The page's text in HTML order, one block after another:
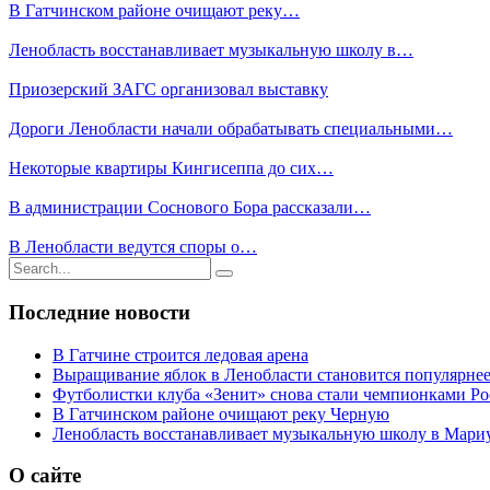
В Гатчинском районе очищают реку…
Ленобласть восстанавливает музыкальную школу в…
Приозерский ЗАГС организовал выставку
Дороги Ленобласти начали обрабатывать специальными…
Некоторые квартиры Кингисеппа до сих…
В администрации Соснового Бора рассказали…
В Ленобласти ведутся споры о…
Результаты
поиска
для
Последние новости
В Гатчине строится ледовая арена
Выращивание яблок в Ленобласти становится популярнее
Футболистки клуба «Зенит» снова стали чемпионками
В Гатчинском районе очищают реку Черную
Ленобласть восстанавливает музыкальную школу в
О сайте